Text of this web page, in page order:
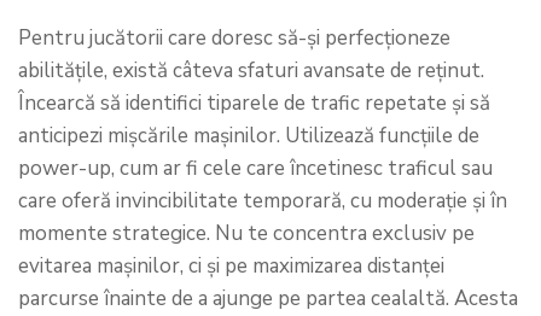
Pentru jucătorii care doresc să-și perfecționeze
abilitățile, există câteva sfaturi avansate de reținut.
Încearcă să identifici tiparele de trafic repetate și să
anticipezi mișcările mașinilor. Utilizează funcțiile de
power-up, cum ar fi cele care încetinesc traficul sau
care oferă invincibilitate temporară, cu moderație și în
momente strategice. Nu te concentra exclusiv pe
evitarea mașinilor, ci și pe maximizarea distanței
parcurse înainte de a ajunge pe partea cealaltă. Acesta